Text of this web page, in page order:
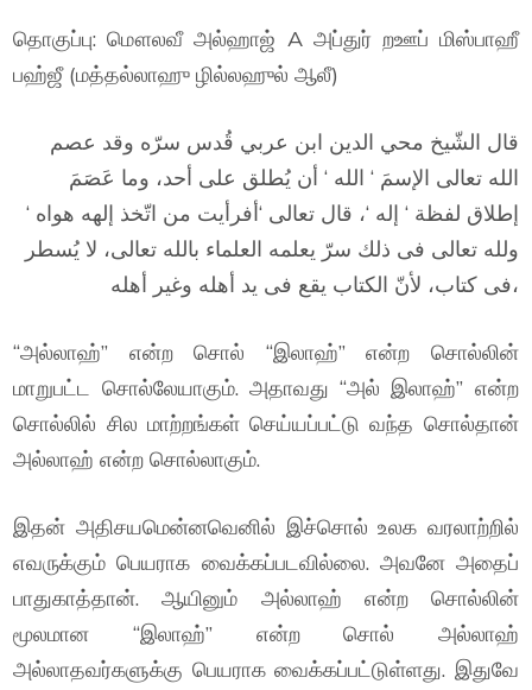
தொகுப்பு: மௌலவீ அல்ஹாஜ் A அப்துர் றஊப் மிஸ்பாஹீ
பஹ்ஜீ (மத்தல்லாஹு ழில்லஹுல் ஆலீ)
قال الشّيخ محي الدين ابن عربي قُدس سرّه وقد عصم
الله تعالى الإسمَ ‘ الله ‘ أن يُطلق على أحد، وما عَصَمَ
إطلاق لفظة ‘ إله ‘، قال تعالى ‘أفرأيت من اتّخذ إلهه هواه ‘
ولله تعالى فى ذلك سرّ يعلمه العلماء بالله تعالى، لا يُسطر
فى كتاب، لأنّ الكتاب يقع فى يد أهله وغير أهله،
“அல்லாஹ்” என்ற சொல் “இலாஹ்” என்ற சொல்லின்
மாறுபட்ட சொல்லேயாகும். அதாவது “அல் இலாஹ்” என்ற
சொல்லில் சில மாற்றங்கள் செய்யப்பட்டு வந்த சொல்தான்
அல்லாஹ் என்ற சொல்லாகும்.
இதன் அதிசயமென்னவெனில் இச்சொல் உலக வரலாற்றில்
எவருக்கும் பெயராக வைக்கப்படவில்லை. அவனே அதைப்
பாதுகாத்தான். ஆயினும் அல்லாஹ் என்ற சொல்லின்
மூலமான “இலாஹ்” என்ற சொல் அல்லாஹ்
அல்லாதவர்களுக்கு பெயராக வைக்கப்பட்டுள்ளது. இதுவே